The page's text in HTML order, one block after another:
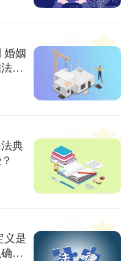
婚姻
司
典
义是
认